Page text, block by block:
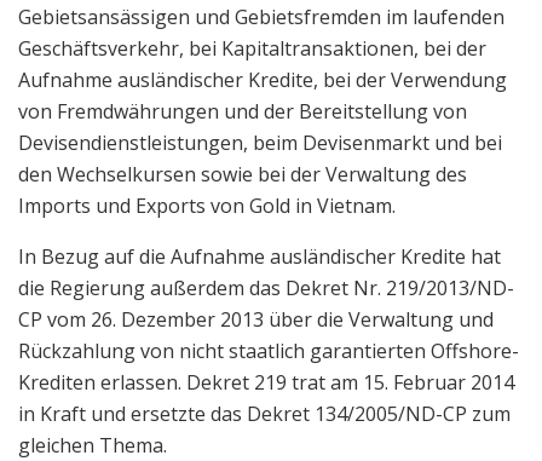
Gebietsansässigen und Gebietsfremden im laufenden
Geschäftsverkehr, bei Kapitaltransaktionen, bei der
Aufnahme ausländischer Kredite, bei der Verwendung
von Fremdwährungen und der Bereitstellung von
Devisendienstleistungen, beim Devisenmarkt und bei
den Wechselkursen sowie bei der Verwaltung des
Imports und Exports von Gold in Vietnam.
In Bezug auf die Aufnahme ausländischer Kredite hat
die Regierung außerdem das Dekret Nr. 219/2013/ND-
CP vom 26. Dezember 2013 über die Verwaltung und
Rückzahlung von nicht staatlich garantierten Offshore-
Krediten erlassen. Dekret 219 trat am 15. Februar 2014
in Kraft und ersetzte das Dekret 134/2005/ND-CP zum
gleichen Thema.